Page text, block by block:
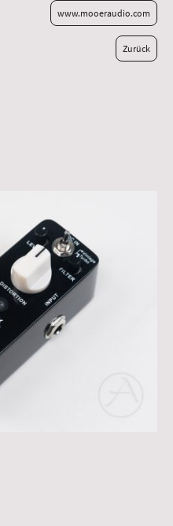
Zurück
www.mooeraudio.com